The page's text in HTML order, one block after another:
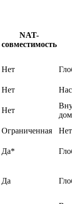
NAT-
совместимость
Нет
Нет
Нет
Ограниченная Нет
Да*
Да